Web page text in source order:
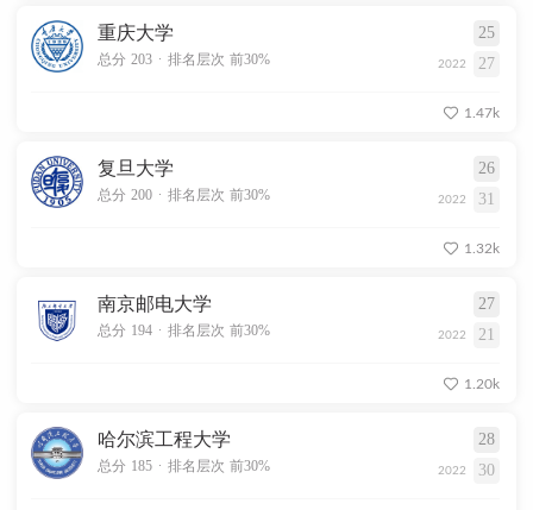
重庆大学 25
总分 203 . 排名层次 前30% 2022 27
1.47k
复旦大学 26
总分 200 . 排名层次 前30% 2022 31
1.32k
南京邮电大学 27
总分 194 . 排名层次 前30% 2022 21
1.20k
哈尔滨工程大学 28
总分 185 . 排名层次 前30% 2022 30